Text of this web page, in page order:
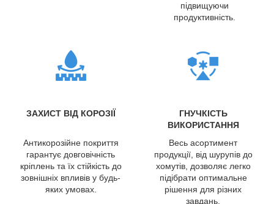
підвищуючи
продуктивність.
ЗАХИСТ ВІД КОРОЗІЇ
ГНУЧКІСТЬ
ВИКОРИСТАННЯ
Антикорозійне покриття
гарантує довговічність
кріплень та їх стійкість до
зовнішніх впливів у будь-
яких умовах.
Весь асортимент
продукції, від шурупів до
хомутів, дозволяє легко
підібрати оптимальне
рішення для різних
завдань.